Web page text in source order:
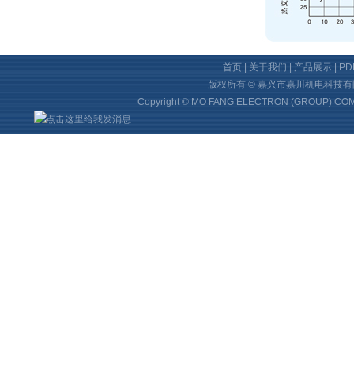
首页 关于我们 产品展示
版权所有 © 嘉兴市嘉川机电科技
Copyright © MO FANG ELECTRON (GROUP)